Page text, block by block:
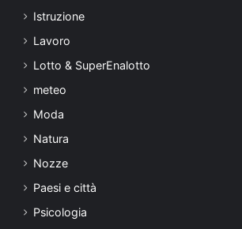
Istruzione
Lavoro
Lotto & SuperEnalotto
meteo
Moda
Natura
Nozze
Paesi e città
Psicologia